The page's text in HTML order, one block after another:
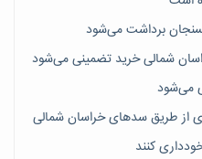
شمالی خرید تضمینی می‌شود
می‌شود
کنند